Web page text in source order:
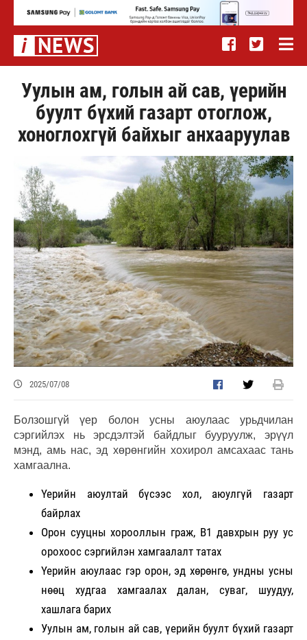
Уулын ам, голын ай сав, үерийн
буулт бүхий газарт отоглож,
хоноглохгүй байхыг анхааруулав
2025/07/08
Болзошгүй үер болон усны аюулаас урьдчилан
сэргийлэх нь эрсдэлтэй байдлыг бууруулж, эрүүл
мэнд, амь нас, эд хөрөнгийн хохирол амсахаас тань
хамгаална.
Үерийн аюултай бүсээс хол, аюулгүй газарт
байрлах
Орон сууцны хорооллын граж, В1 давхрын руу ус
орохоос сэргийлэн хамгаалалт татах
Үерийн аюулаас гэр орон, эд хөрөнгө, ундны усны
нөөц худгаа хамгаалах далан, суваг, шуудуу,
хашлага барих
Уулын ам, голын ай сав, үерийн буулт бүхий газарт